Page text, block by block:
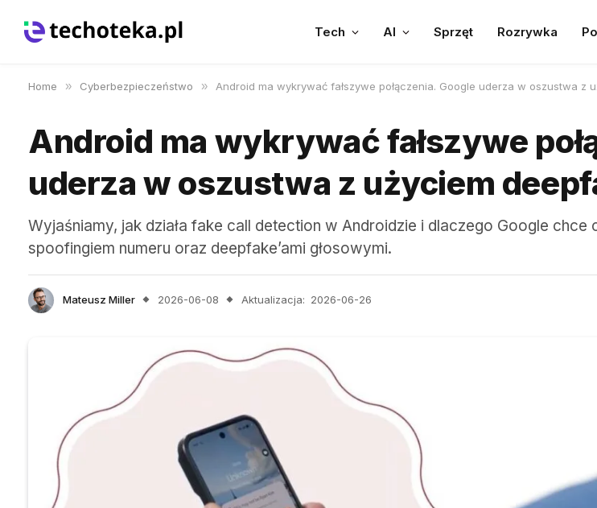
Tech AI Sprzęt Rozrywka
Home » Cyberbezpieczeństwo » Android ma wykrywać fałszywe połączenia. Google uderza w oszustwa z
Android ma wykrywać fałszywe
uderza w oszustwa z użyciem
Wyjaśniamy, jak działa fake call detection w Androidzie i dlaczego Google
spoofingiem numeru oraz deepfake’ami głosowymi.
Mateusz Miller 2026-06-08 Aktualizacja: 2026-06-26